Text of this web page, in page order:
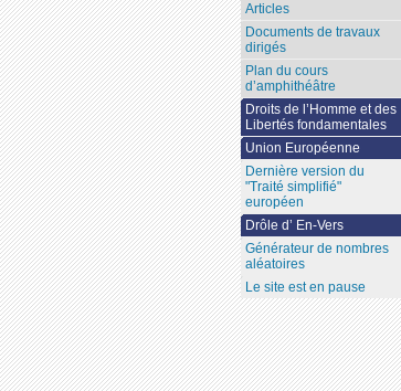
Articles
Documents de travaux
dirigés
Plan du cours
d’amphithéâtre
Droits de l’Homme et des
Libertés fondamentales
Union Européenne
Dernière version du
"Traité simplifié"
européen
Drôle d’ En-Vers
Générateur de nombres
aléatoires
Le site est en pause